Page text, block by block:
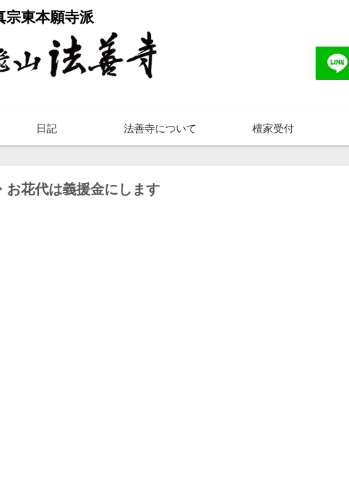
宗東本願寺派
日記 法善寺について 檀家受付
お花代は義援金にします